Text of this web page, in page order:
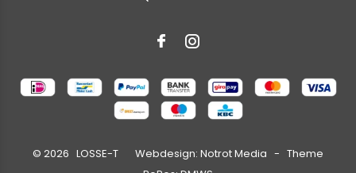
© 2026 LOSSE-T Webdesign: Notrot Media - Theme